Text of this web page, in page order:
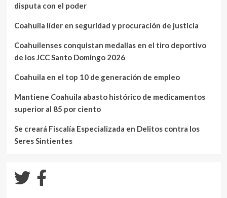
disputa con el poder
Coahuila líder en seguridad y procuración de justicia
Coahuilenses conquistan medallas en el tiro deportivo
de los JCC Santo Domingo 2026
Coahuila en el top 10 de generación de empleo
Mantiene Coahuila abasto histórico de medicamentos
superior al 85 por ciento
Se creará Fiscalía Especializada en Delitos contra los
Seres Sintientes